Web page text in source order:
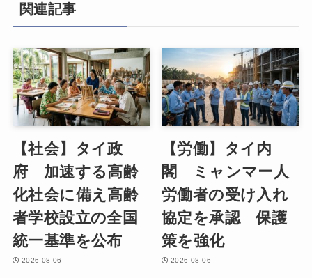
関連記事
【社会】タイ政
府 加速する高齢
化社会に備え高齢
者学校設立の全国
統一基準を公布
2026-08-06
【労働】タイ内
閣 ミャンマー人
労働者の受け入れ
協定を承認 保護
策を強化
2026-08-06